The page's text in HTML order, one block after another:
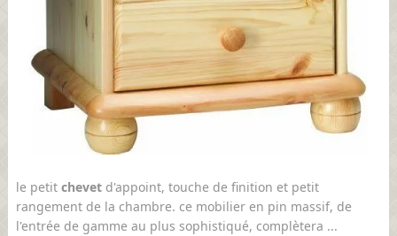
le petit chevetd'appoint, touche de finition et petit
rangement de la chambre. ce mobilier en pin massif, de
l'entrée de gamme au plus sophistiqué, complètera ...